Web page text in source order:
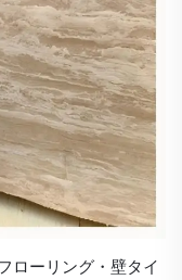
ローリング・壁タイ